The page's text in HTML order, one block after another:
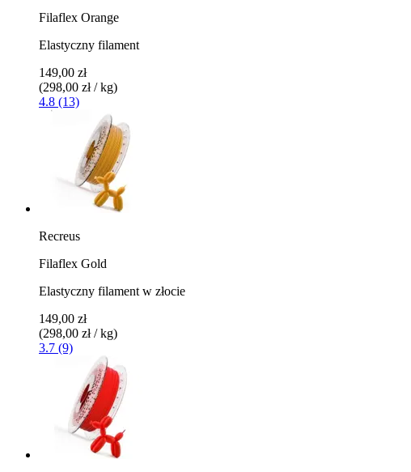
Filaflex Orange
Elastyczny filament
149,00 zł
(298,00 zł / kg)
4.8 (13)
Recreus
Filaflex Gold
Elastyczny filament w złocie
149,00 zł
(298,00 zł / kg)
3.7 (9)